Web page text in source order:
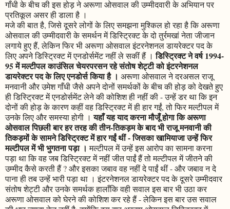
गाँधी के बीच की इस होड़ ने अरूणा ओसवाल की उम्मीदवारी के अभियान पर
प्रतिकूल असर ही डाला है ।
मजे की बात है, जिसे दूसरे लोगों के लिए समझना मुश्किल हो रहा है कि अरूणा
ओसवाल की उम्मीदवारी के समर्थन में डिस्ट्रिक्ट के दो तुर्रमखां नेता जीजान
लगाये हुए हैं, लेकिन फिर भी अरूणा ओसवाल इंटरनेशनल डायरेक्टर पद के
लिए अपने डिस्ट्रिक्ट में एनडोर्समेंट नहीं ले सकीं हैं ।डिस्ट्रिक्ट ने वर्ष 1994-
95 में मल्टीपल काउंसिल चेयरपरसन रहे संतोष शेट्टी को इंटरनेशनल
डायरेक्टर पद के लिए एनडोर्स किया है । अरूणा ओसवाल ने दरअसल राजू
मनवानी और उमेश गाँधी जैसे अपने दोनों समर्थकों के बीच की होड़ को देखते हुए
ही डिस्ट्रिक्ट में एनडोर्समेंट लेने की कोशिश ही नहीं की - उन्हें डर था कि इन
दोनों की होड़ के कारण कहीं वह डिस्ट्रिक्ट में ही हार गईं, तो फिर मल्टीपल में
उनके लिए और समस्या होगी ।यहाँ यह याद करना मौजूँ होगा कि अरूणा
ओसवाल पिछली बार हर तरह की तीन-तिकड़म के बाद भी राजू मनवानी की
तिकड़मों के सामने डिस्ट्रिक्ट में हार गईं थीं - जिसका खामियाजा उन्हें फिर
मल्टीपल में भी भुगतना पड़ा । मल्टीपल में उन्हें इस आरोप का सामना करना
पड़ा था कि वह जब डिस्ट्रिक्ट में नहीं जीत पाईं हैं तो मल्टीपल में जीतने की
उम्मीद कैसे करती हैं ? और इसका जबाव वह नहीं दे पाईं थीं - और जबाव न दे
पाना ही तब उन्हें भारी पड़ा था । इंटरनेशनल डायरेक्टर पद के दूसरे उम्मीदवार
संतोष शेट्टी और उनके समर्थक हालाँकि वही सवाल इस बार भी उठा कर
अरूणा ओसवाल को घेरने की कोशिश कर रहे हैं - लेकिन इस बार उस सवाल